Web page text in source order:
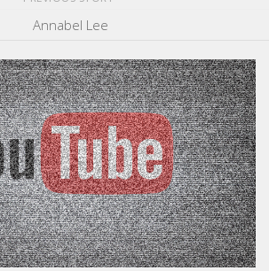
Annabel Lee